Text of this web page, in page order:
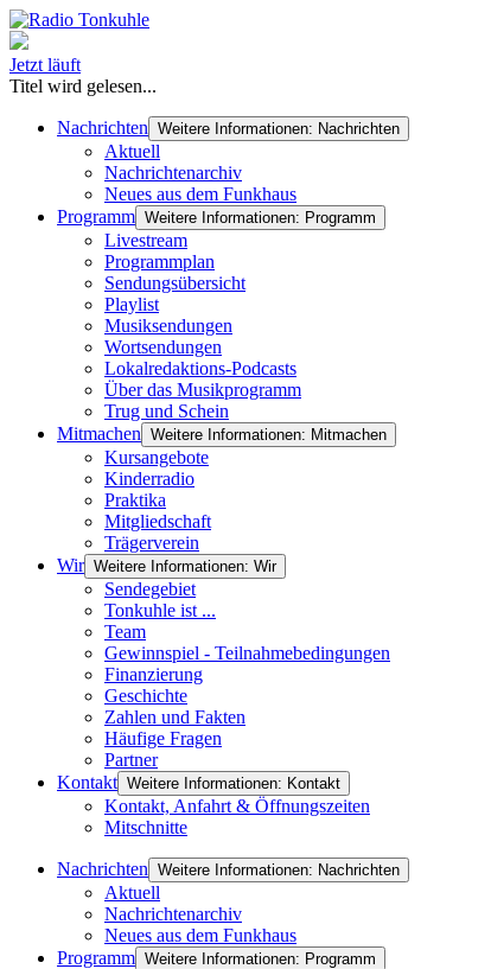
Jetzt läuft
Titel wird gelesen...
Nachrichten Weitere Informationen: Nachrichten
Aktuell
Nachrichtenarchiv
Neues aus dem Funkhaus
Programm Weitere Informationen: Programm
Livestream
Programmplan
Sendungsübersicht
Playlist
Musiksendungen
Wortsendungen
Lokalredaktions-Podcasts
Über das Musikprogramm
Trug und Schein
Mitmachen Weitere Informationen: Mitmachen
Kursangebote
Kinderradio
Praktika
Mitgliedschaft
Trägerverein
Wir Weitere Informationen: Wir
Sendegebiet
Tonkuhle ist ...
Team
Gewinnspiel - Teilnahmebedingungen
Finanzierung
Geschichte
Zahlen und Fakten
Häufige Fragen
Partner
Kontakt Weitere Informationen: Kontakt
Kontakt, Anfahrt & Öffnungszeiten
Mitschnitte
Nachrichten Weitere Informationen: Nachrichten
Aktuell
Nachrichtenarchiv
Neues aus dem Funkhaus
Programm Weitere Informationen: Programm